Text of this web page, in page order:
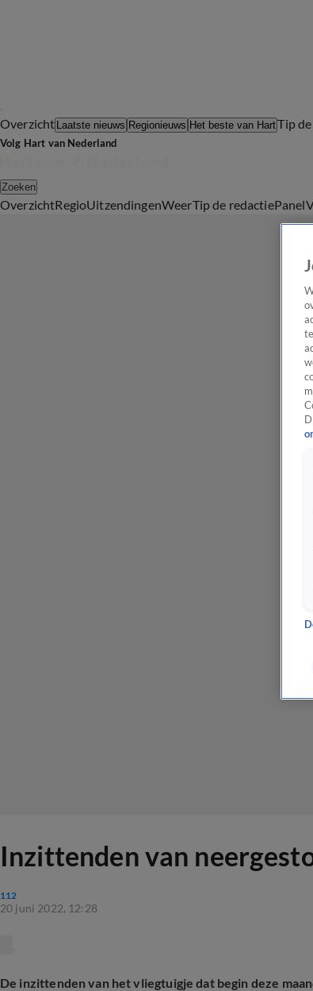
Overzicht Laatste nieuws Regionieuws Het beste van HartTip
Volg Hart van Nederland
Zoeken
OverzichtRegioUitzendingenWeerTip de redactiePanel
Inzittenden van
112
20 juni 2022, 12:28
De inzittenden van het vliegtuigje dat begin deze